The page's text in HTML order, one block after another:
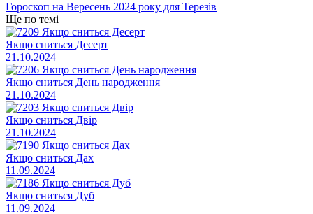
Гороскоп на Вересень 2024 року для Терезів
Ще по темі
Якщо сниться Десерт
21.10.2024
Якщо сниться День народження
21.10.2024
Якщо сниться Двір
21.10.2024
Якщо сниться Дах
11.09.2024
Якщо сниться Дуб
11.09.2024